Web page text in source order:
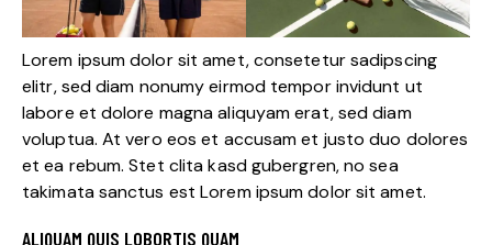
Lorem ipsum dolor sit amet, consetetur sadipscing
elitr, sed diam nonumy eirmod tempor invidunt ut
labore et dolore magna aliquyam erat, sed diam
voluptua. At vero eos et accusam et justo duo dolores
et ea rebum. Stet clita kasd gubergren, no sea
takimata sanctus est Lorem ipsum dolor sit amet.
ALIQUAM QUIS LOBORTIS QUAM